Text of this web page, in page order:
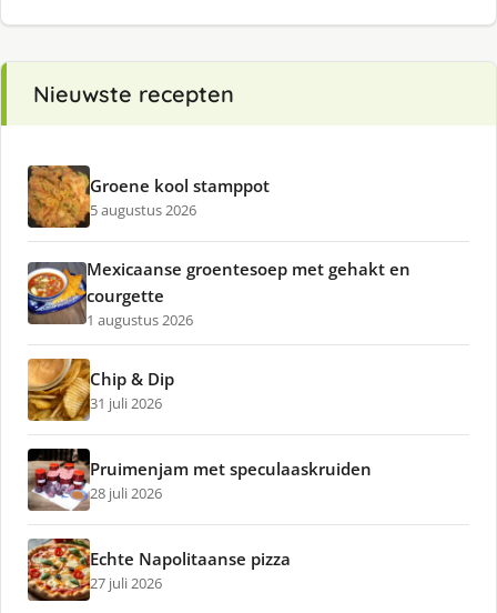
Nieuwste recepten
Groene kool stamppot
5 augustus 2026
Mexicaanse groentesoep met gehakt en
courgette
1 augustus 2026
Chip & Dip
31 juli 2026
Pruimenjam met speculaaskruiden
28 juli 2026
Echte Napolitaanse pizza
27 juli 2026